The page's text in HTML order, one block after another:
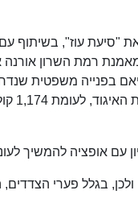
את "סיעת עוז", בשיתוף
רמת השרון
בפנייה משפטית
עוז,
לדעתו ולכן, בגלל פערי